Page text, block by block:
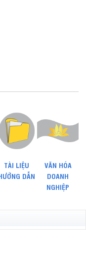
TÀI LIỆU
DẪN
VĂN HÓA
DOANH
NGHIỆP